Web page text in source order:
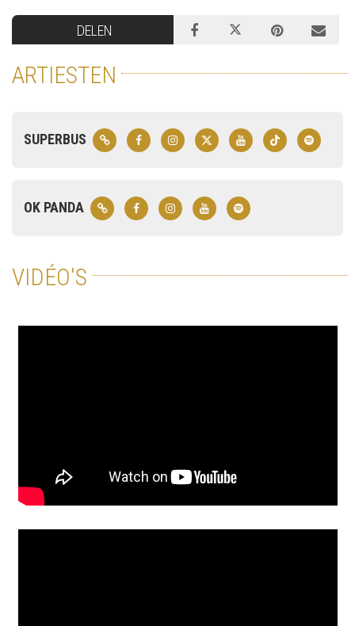
DELEN
ARTIESTEN
SUPERBUS
OK PANDA
VIDÉO'S